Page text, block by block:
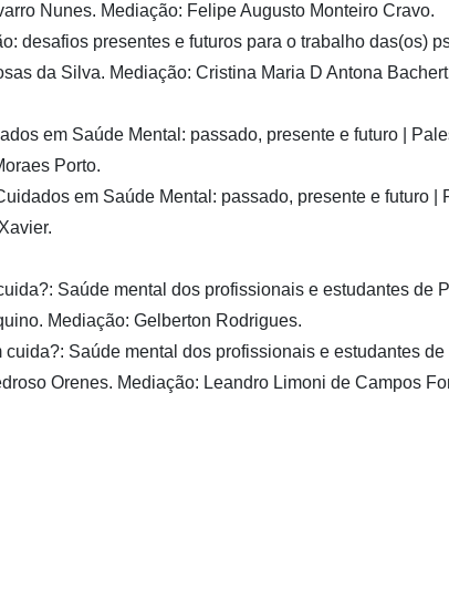
Nunes. Mediação: Felipe Augusto Monteiro Cravo.
desafios presentes e futuros para o trabalho das(os)
da Silva. Mediação: Cristina Maria D Antona
em Saúde Mental: passado, presente e futuro |
Porto.
em Saúde Mental: passado, presente e futuro
Saúde mental dos profissionais e estudantes de
Mediação: Gelberton Rodrigues.
Saúde mental dos profissionais e estudantes
Orenes. Mediação: Leandro Limoni de Campos